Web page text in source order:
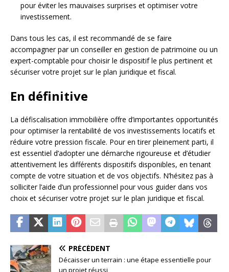
pour éviter les mauvaises surprises et optimiser votre
investissement.
Dans tous les cas, il est recommandé de se faire
accompagner par un conseiller en gestion de patrimoine ou un
expert-comptable pour choisir le dispositif le plus pertinent et
sécuriser votre projet sur le plan juridique et fiscal.
En définitive
La défiscalisation immobilière offre d’importantes opportunités
pour optimiser la rentabilité de vos investissements locatifs et
réduire votre pression fiscale. Pour en tirer pleinement parti, il
est essentiel d’adopter une démarche rigoureuse et d’étudier
attentivement les différents dispositifs disponibles, en tenant
compte de votre situation et de vos objectifs. N’hésitez pas à
solliciter l’aide d’un professionnel pour vous guider dans vos
choix et sécuriser votre projet sur le plan juridique et fiscal.
PRÉCÉDENT
Décaisser un terrain : une étape essentielle pour
un projet réussi